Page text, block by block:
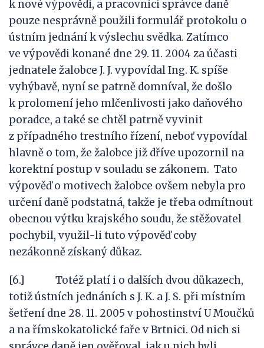
k nové výpovědi, a pracovníci správce daně
pouze nesprávně použili formulář protokolu o
ústním jednání k výslechu svědka. Zatímco
ve výpovědi konané dne 29. 11. 2004 za účasti
jednatele žalobce J. J. vypovídal Ing. K. spíše
vyhýbavě, nyní se patrně domníval, že došlo
k prolomení jeho mlčenlivosti jako daňového
poradce, a také se chtěl patrně vyvinit
z případného trestního řízení, neboť vypovídal
hlavně o tom, že žalobce již dříve upozornil na
korektní postup v souladu se zákonem. Tato
výpověď o motivech žalobce ovšem nebyla pro
určení daně podstatná, takže je třeba odmítnout
obecnou výtku krajského soudu, že stěžovatel
pochybil, využil-li tuto výpověď coby
nezákonně získaný důkaz.
[6.] Totéž platí i o dalších dvou důkazech,
totiž ústních jednáních s J. K. a J. S. při místním
šetření dne 28. 11. 2005 v pohostinství U Moučků
a na římskokatolické faře v Brtnici. Od nich si